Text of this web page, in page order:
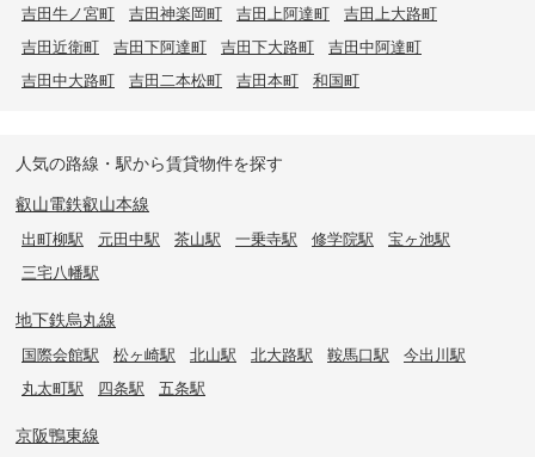
吉田牛ノ宮町
吉田神楽岡町 吉田上阿達町
吉田上大路町
吉田近衛町
吉田下阿達町 吉田下大路町
吉田中阿達町
吉田中大路町
吉田二本松町 吉田本町 和国町
人気の路線・駅から賃貸物件を探す
叡山電鉄叡山本線
出町柳駅 元田中駅 茶山駅 一乗寺駅 修学院駅
宝ヶ池駅
三宅八幡駅
地下鉄烏丸線
国際会館駅 松ヶ崎駅 北山駅 北大路駅 鞍馬口駅
今出川駅
丸太町駅
四条駅 五条駅
京阪鴨東線